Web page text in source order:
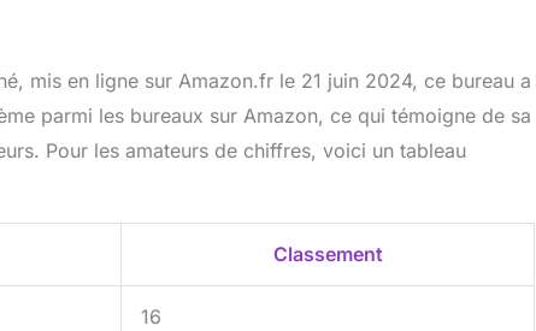
mis en ligne sur Amazon.fr le 21 juin 2024, ce bureau a
parmi les bureaux sur Amazon, ce qui témoigne de sa
Pour les amateurs de chiffres, voici un tableau
Classement
16